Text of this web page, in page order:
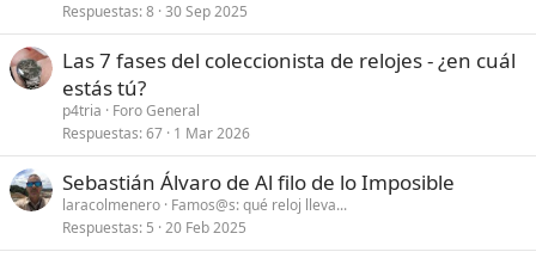
Respuestas 8 30 Sep 2025
Las 7 fases del coleccionista de relojes - ¿en cuál
estás tú?
p4tria
Foro General
Respuestas 67 1 Mar 2026
Sebastián Álvaro de Al filo de lo Imposible
laracolmenero Famos@s: qué reloj lleva...
Respuestas 5 20 Feb 2025